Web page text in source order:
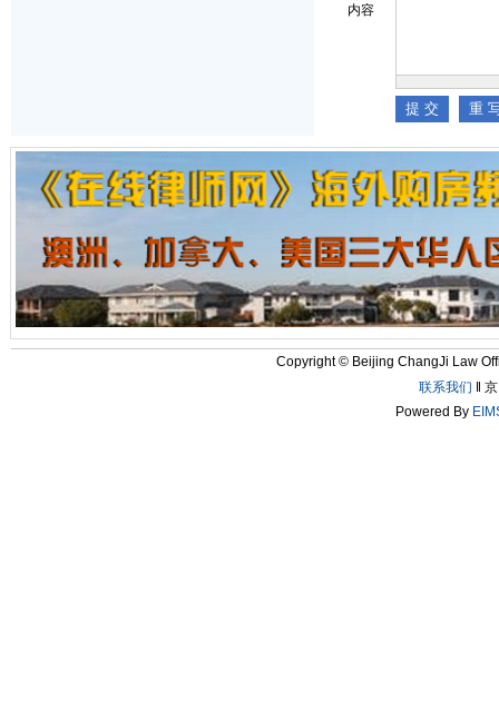
内容
Copyright © Beijing ChangJi Law
联系我们 ‖
Powered By